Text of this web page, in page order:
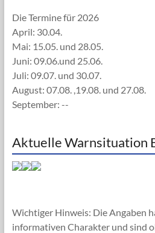
Die Termine für 2026
April: 30.04.
Mai: 15.05. und 28.05.
Juni: 09.06.und 25.06.
Juli: 09.07. und 30.07.
August: 07.08. ,19.08. und 27.08.
September: --
Aktuelle Warnsituation
Wichtiger Hinweis: Die Angaben
informativen Charakter und sind